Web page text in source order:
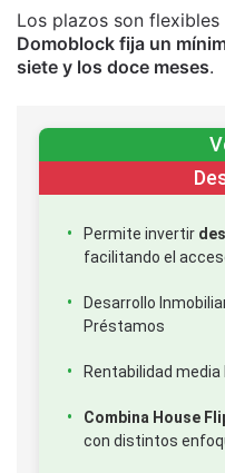
Los plazos son
Domoblock fija un
siete y los doce meses.
Permite invertir
facilitando el
Desarrollo
Préstamos
Rentabilidad
Combina House
con distintos